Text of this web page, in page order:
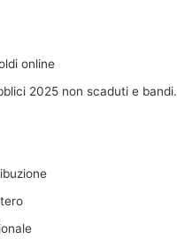
online
2025 non scaduti e bandi.